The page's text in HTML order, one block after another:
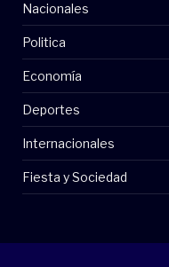
Nacionales
Politica
Economía
Deportes
Internacionales
Fiesta y Sociedad